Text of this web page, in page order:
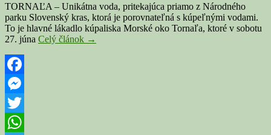
TORNAĽA – Unikátna voda, pritekajúca priamo z Národného
parku Slovenský kras, ktorá je porovnateľná s kúpeľnými vodami.
To je hlavné lákadlo kúpaliska Morské oko Tornaľa, ktoré v sobotu
27. júna Celý článok Kúpalisko
→
Facebook
Messenger
Twitter